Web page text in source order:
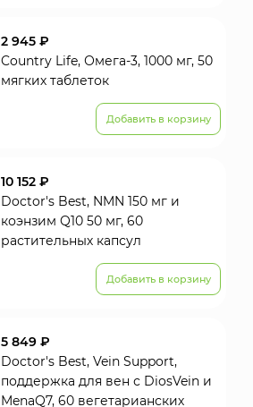
2 945 ₽
Country Life, Омега-3, 1000 мг, 50
мягких таблеток
Добавить в корзину
10 152 ₽
Doctor's Best, NMN 150 мг и
коэнзим Q10 50 мг, 60
растительных капсул
Добавить в корзину
5 849 ₽
Doctor's Best, Vein Support,
поддержка для вен с DiosVein и
MenaQ7, 60 вегетарианских